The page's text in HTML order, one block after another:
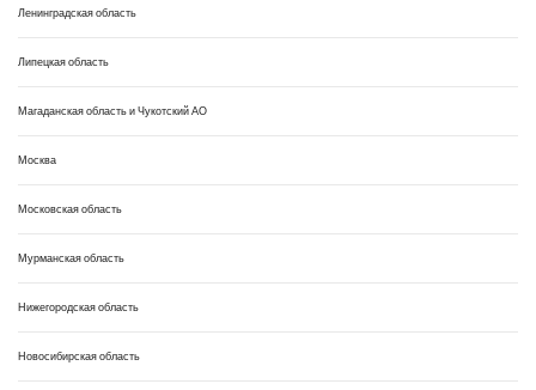
Ленинградская область
Липецкая область
Магаданская область и Чукотский АО
Москва
Московская область
Мурманская область
Нижегородская область
Новосибирская область